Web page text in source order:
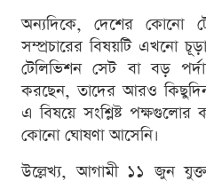
অন্যদিকে, দেশের কোনো
সম্প্রচারের বিষয়টি এখনো
টেলিভিশন সেট বা বড়
করছেন, তাদের আরও
এ বিষয়ে সংশ্লিষ্ট
কোনো ঘোষণা আসেনি।
উল্লেখ্য, আগামী ১১ জুন